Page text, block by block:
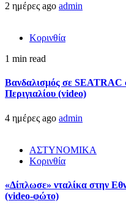
2 ημέρες ago admin
Κορινθία
1 min read
Βανδαλισμός σε SEATRAC
Περιγιαλίου (video)
4 ημέρες ago admin
ΑΣΤΥΝΟΜΙΚΑ
Κορινθία
«Δίπλωσε» νταλίκα στην
(video-φώτο)